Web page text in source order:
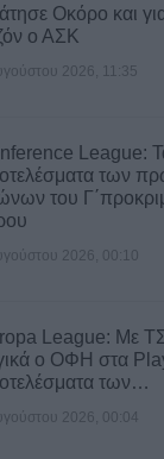
την ΕΛΣΤΑΤ
αισθήσεις της
Οκόρο και
ο ΑΣΚ
2026, 11:35
League:
των
του
2026, 00:10
League: Με
ο ΟΦΗ στα
των…
2026, 00:04